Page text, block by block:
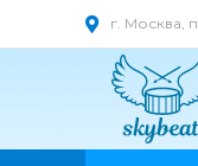
г. Москва,